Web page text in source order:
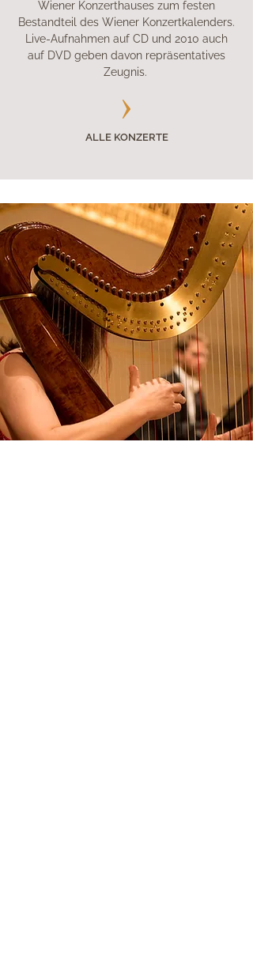
Wiener Konzerthauses zum festen
Bestandteil des Wiener Konzertkalenders.
Live-Aufnahmen auf CD und 2010 auch
auf DVD geben davon repräsentatives
Zeugnis.
ALLE KONZERTE